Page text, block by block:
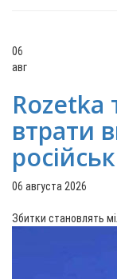
06
авг
Rozetka
втрати
06 августа 2026
Збитки становлять